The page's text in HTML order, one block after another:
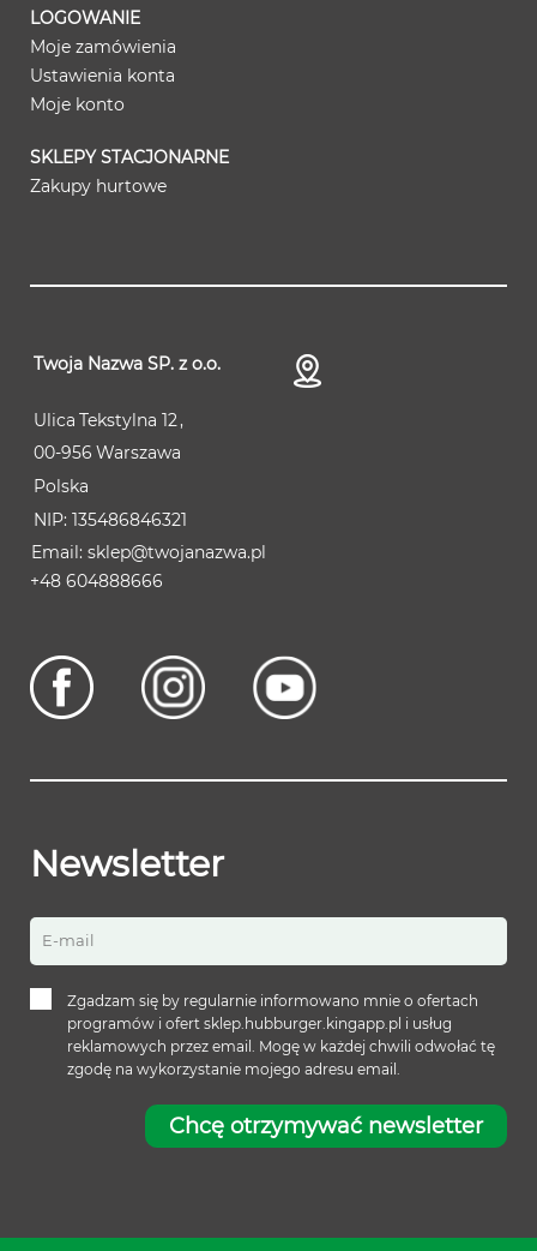
LOGOWANIE
Moje zamówienia
Ustawienia konta
Moje konto
SKLEPY STACJONARNE
Zakupy hurtowe
Twoja Nazwa SP. z o.o.
Ulica Tekstylna 12
00-956 Warszawa
Polska
NIP: 135486846321
sklep@twojanazwa.pl
+48 604888666
Newsletter
E-mail
Zgadzam się by regularnie informowano mnie o ofertach
programów i ofert sklep.hubburger.kingapp.pl i usług
reklamowych przez email. Mogę w każdej chwili odwołać tę
zgodę na wykorzystanie mojego adresu email.
Chcę otrzymywać newsletter